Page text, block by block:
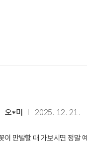
오*미 2025. 12. 21.
이 만발할 때 가보시면 정말